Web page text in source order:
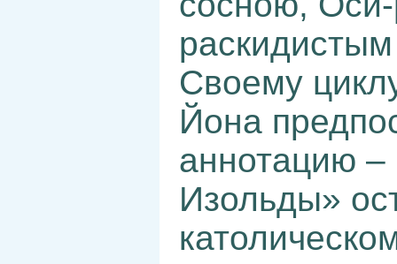
Своему
Йона
аннотацию –
Изольды»